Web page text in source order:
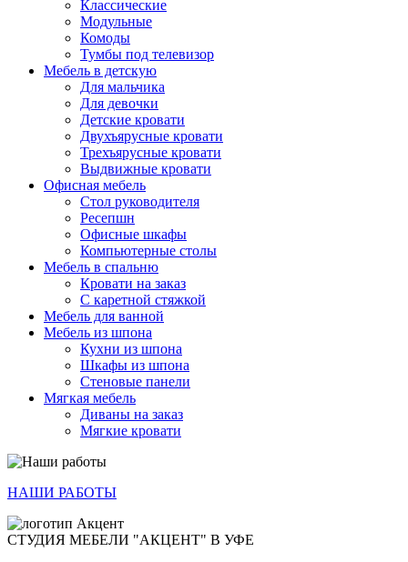
Классические
Модульные
Комоды
Тумбы под телевизор
Мебель в детскую
Для мальчика
Для девочки
Детские кровати
Двухъярусные кровати
Трехъярусные кровати
Выдвижные кровати
Офисная мебель
Стол руководителя
Ресепшн
Офисные шкафы
Компьютерные столы
Мебель в спальню
Кровати на заказ
С каретной стяжкой
Мебель для ванной
Мебель из шпона
Кухни из шпона
Шкафы из шпона
Стеновые панели
Мягкая мебель
Диваны на заказ
Мягкие кровати
НАШИ РАБОТЫ
СТУДИЯ МЕБЕЛИ "АКЦЕНТ" В УФЕ